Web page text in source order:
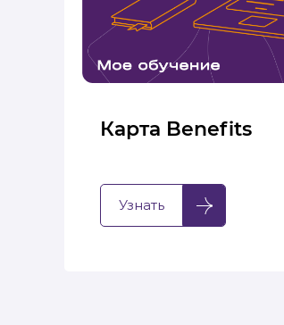
Карта Benefits
Узнать